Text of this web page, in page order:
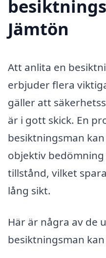
Jämtön
Att anlita en
erbjuder flera
gäller att
är i gott skick. En
besiktningsman
objektiv
tillstånd, vilket
lång sikt.
Här är några av de
besiktningsman